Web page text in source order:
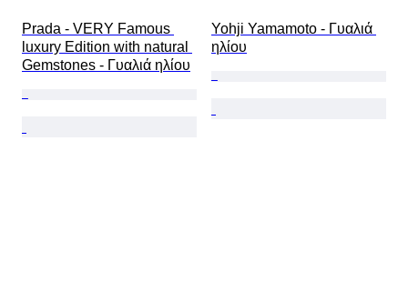
Prada - VERY Famous
luxury Edition with natural
Gemstones - Γυαλιά ηλίου
Yohji Yamamoto - Γυαλιά
ηλίου